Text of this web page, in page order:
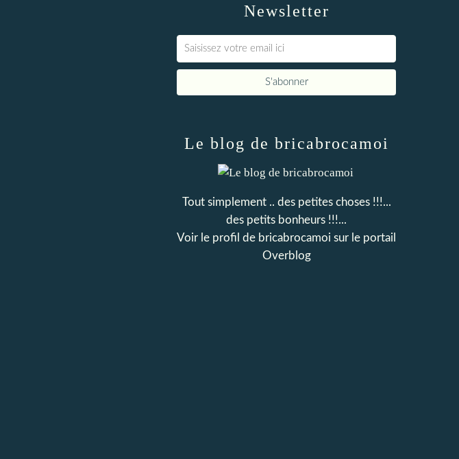
Newsletter
Le blog de bricabrocamoi
Tout simplement .. des petites choses !!!...
des petits bonheurs !!!...
Voir le profil de bricabrocamoi sur le portail
Overblog